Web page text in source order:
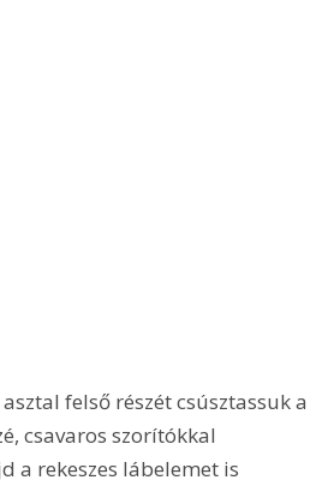
felső részét csúsztassuk a
csavaros szorítókkal
a rekeszes lábelemet is